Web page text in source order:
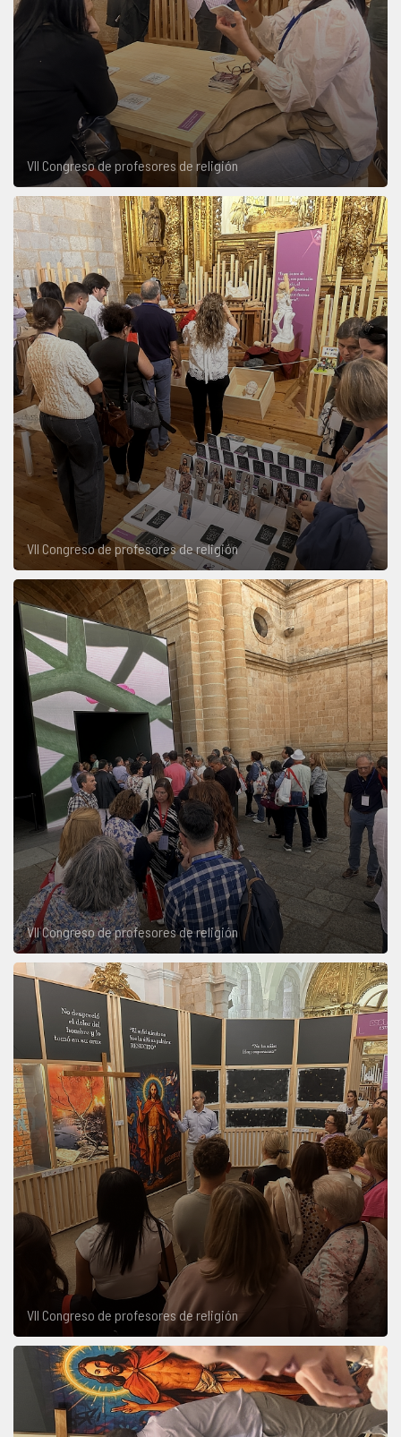
VII Congreso de profesores de religión
VII Congreso de profesores de religión
VII Congreso de profesores de religión
VII Congreso de profesores de religión